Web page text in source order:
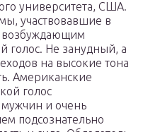
университета, США.
участвовавшие в
возбуждающим
голос. Не занудный, а
на высокие тона
Американские
голос
и очень
подсознательно